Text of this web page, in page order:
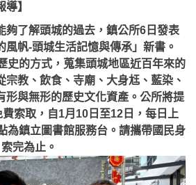
導】
夠了解頭城的過去，鎮公所6日發表
風帆-頭城生活記憶與傳承」新書。
史的方式，蒐集頭城地區近百年來的
宗教、飲食、寺廟、大身尪、藍染、
形與無形的歷史文化資產。公所將提
索取，自1月10日至12日，每日上
為鎮立圖書館服務台。請攜帶國民身
完為止。